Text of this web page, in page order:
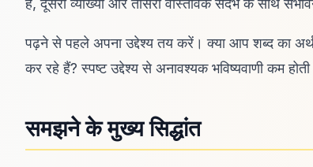
है, दूसरा व्याख्या और तीसरा वास्तविक संदर्भ के साथ
पढ़ने से पहले अपना उद्देश्य तय करें। क्या आप शब्द का अर्थ
कर रहे हैं? स्पष्ट उद्देश्य से अनावश्यक भविष्यवाणी कम
समझने के मुख्य सिद्धांत